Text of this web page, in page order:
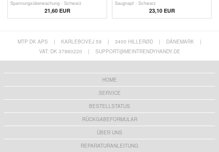
Spannungsüberwachung - Schwarz
21,60EUR
Saugnapf - Schwarz
23,10 EUR
MTP DK APS | KARLEBOVEJ 59 | 3400 HILLERØD | DÄNEMARK
|
VAT: DK 37860220
| SUPPORT@MEINTRENDYHANDY.DE
HOME
SERVICE
BESTELLSTATUS
RÜCKGABEFORMULAR
ÜBER UNS
REPARATURANLEITUNG